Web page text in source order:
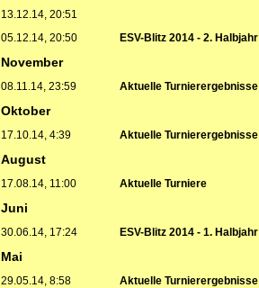
13.12.14, 20:51
05.12.14, 20:50
ESV-Blitz 2014 - 2. Halbjahr
November
08.11.14, 23:59 Aktuelle Turnierergebnisse
Oktober
17.10.14, 4:39 Aktuelle Turnierergebnisse
August
17.08.14, 11:00 Aktuelle Turniere
Juni
30.06.14, 17:24 ESV-Blitz 2014 - 1. Halbjahr
Mai
29.05.14, 8:58 Aktuelle Turnierergebnisse